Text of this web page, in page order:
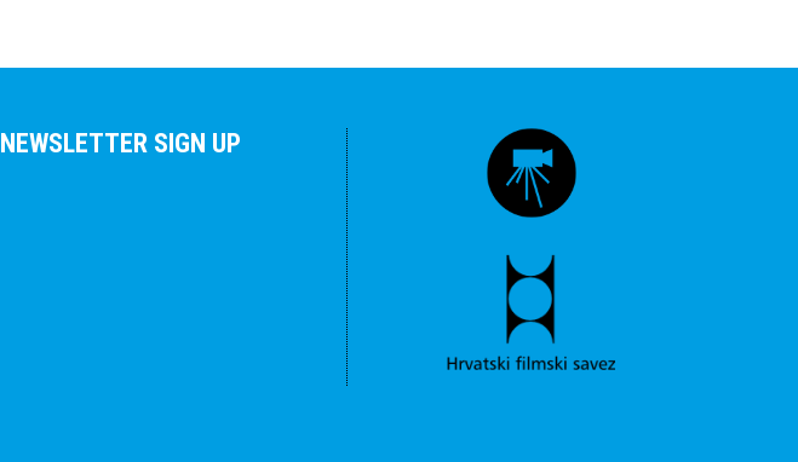
NEWSLETTER SIGN UP